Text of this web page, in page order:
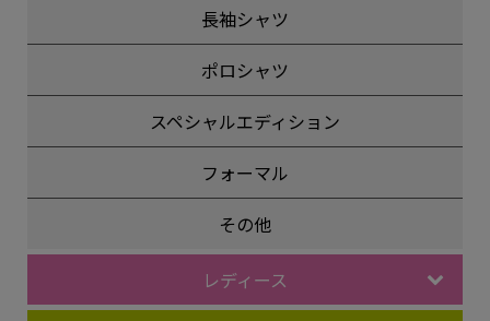
長袖シャツ
ポロシャツ
スペシャルエディション
フォーマル
その他
レディース